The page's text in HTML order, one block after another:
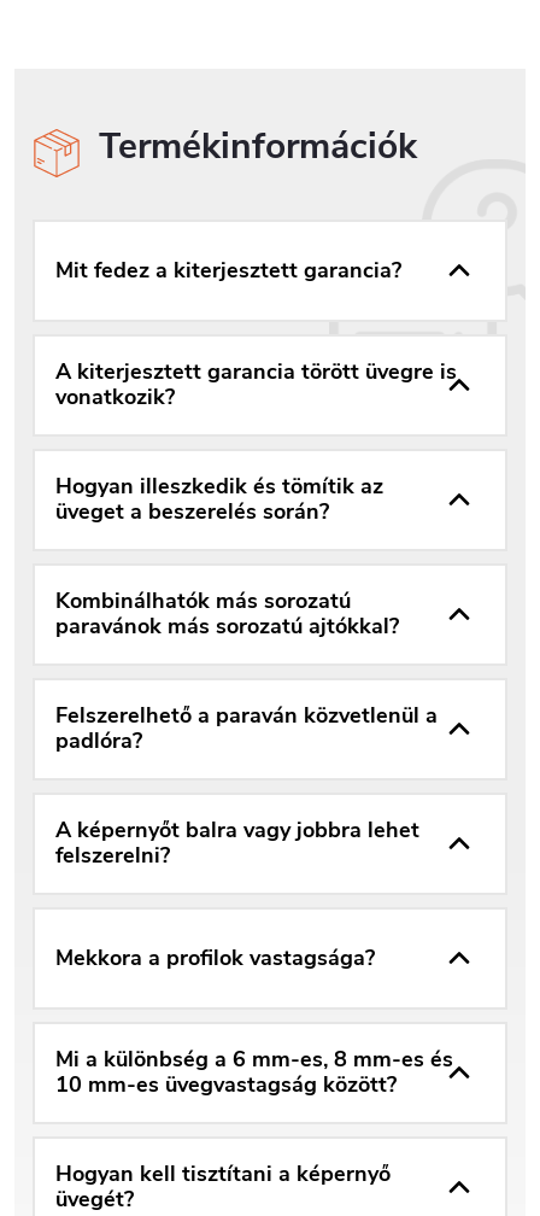
Termékinformációk
Mit fedez a kiterjesztett garancia?
A kiterjesztett garancia törött üvegre is
vonatkozik?
Hogyan illeszkedik és tömítik az
üveget a beszerelés során?
Kombinálhatók más sorozatú
paravánok más sorozatú ajtókkal?
Felszerelhető a paraván közvetlenül a
padlóra?
A képernyőt balra vagy jobbra lehet
felszerelni?
Mekkora a profilok vastagsága?
Mi a különbség a 6 mm-es, 8 mm-es és
10 mm-es üvegvastagság között?
Hogyan kell tisztítani a képernyő
üvegét?